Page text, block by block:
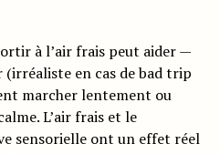
à l’air frais peut aider —
(irréaliste en cas de bad trip
marcher lentement ou
L’air frais et le
sensorielle ont un effet réel